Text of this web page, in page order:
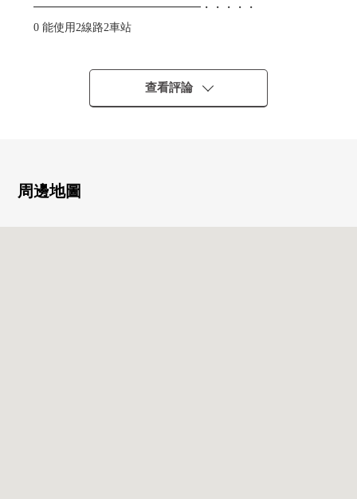
━━━━━━━━━━━━━━━・・・・・
0 能使用2線路2車站
・東京地鐵線東西線"門前仲町"車站步行7分鐘
・都營大江戶線"門前仲町"車站步行10分鐘
━━━━━━━━━━━━━━━・・・・・
查看評論
周邊地圖